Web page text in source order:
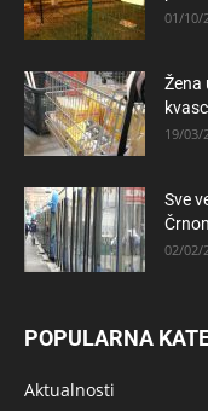
01/10/
Žena
19/03/
Sve
02/02/
POPULARNA
Aktualnosti